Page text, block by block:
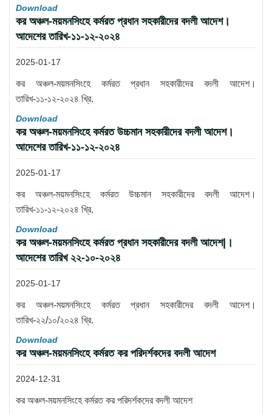
Download
কর অঞ্চল-ময়মনসিংহে কর্মরত প্রধান সহকারীদের বদলী আদেশ।
আদেশের তারিখ-১১-১২-২০২৪
2025-01-17
কর অঞ্চল-ময়মনসিংহে কর্মরত প্রধান সহকারীদের বদলী আদেশ।
তারিখ-১১-১২-২০২৪ খ্রি.
Download
কর অঞ্চল-ময়মনসিংহে কর্মরত উচ্চমান সহকারীদের বদলী আদেশ।
আদেশের তারিখ-১১-১২-২০২৪
2025-01-17
কর অঞ্চল-ময়মনসিংহে কর্মরত উচ্চমান সহকারীদের বদলী আদেশ।
তারিখ-১১-১২-২০২৪ খ্রি.
Download
কর অঞ্চল-ময়মনসিংহে কর্মরত প্রধান সহকারীদের বদলী আদেশ|।
আদেশের তারিখ ২২-১০-২০২৪
2025-01-17
কর অঞ্চল-ময়মনসিংহে কর্মরত প্রধান সহকারীদের বদলী আদেশ।
তারিখ-২২/১০/২০২৪ খ্রি.
Download
কর অঞ্চল-ময়মনসিংহে কর্মরত কর পরিদর্শকদের বদলী আদেশ
2024-12-31
কর অঞ্চল-ময়মনসিংহে কর্মরত কর পরিদর্শকদের বদলী আদেশ